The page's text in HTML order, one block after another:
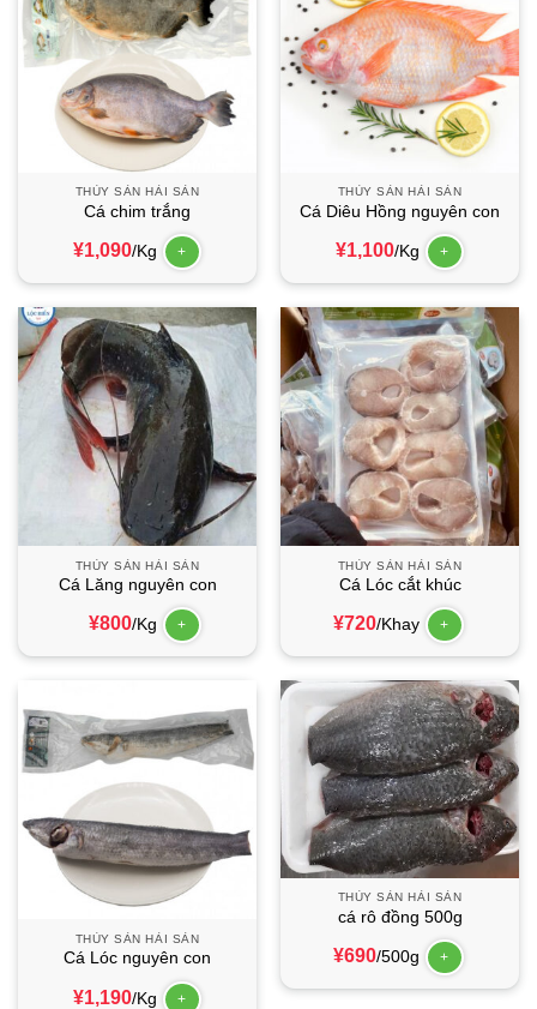
THỦY SẢN HẢI SẢN
Cá chim trắng
¥1,090/Kg +
THỦY SẢN HẢI SẢN
Cá Diêu Hồng nguyên con
¥1,100/Kg +
THỦY SẢN HẢI SẢN
Cá Lăng nguyên con
¥800/Kg +
THỦY SẢN HẢI SẢN
Cá Lóc cắt khúc
¥720/Khay +
THỦY SẢN HẢI SẢN
Cá Lóc nguyên con
¥1,190/Kg +
THỦY SẢN HẢI SẢN
cá rô đồng 500g
¥690/500g +